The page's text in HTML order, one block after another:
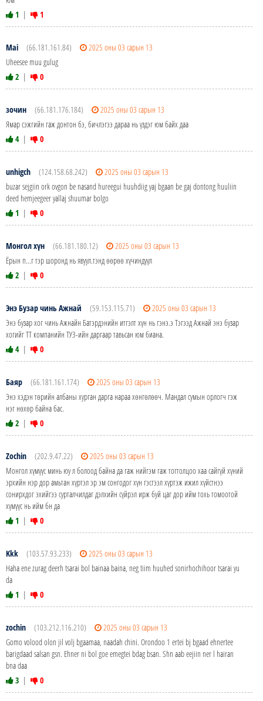
1 | 1
Mai (66.181.161.84)
2025 оны 03 сарын 13
Uheesee muu gulug
2 | 0
зочин (66.181.176.184)
2025 оны 03 сарын 13
Ямар сэжгийн гаж донтон бэ, бичлэгээ дараа нь үздэг юм байх даа
4 | 0
unhigch (124.158.68.242)
2025 оны 03 сарын 13
buzar sejgiin ork ovgon be nasand hureegui huuhdiig yaj bgaan be gaj dontong huuliin
deed hemjeegeer yallaj shuumar bolgo
1 | 0
Монгол хүн (66.181.180.12)
2025 оны 03 сарын 13
Ёрын п...г тэр шоронд нь явуул.тэнд өөрөө хүчиндүүл
2 | 0
Энэ Бузар чинь Ажнай (59.153.115.71)
2025 оны 03 сарын 13
Энэ бузар хог чинь Ажнайн Батэрдэнийн итгэлт хүн нь гэнэ.э Тэгээд Ажнай энэ бузар
хогийг ТТ компанийн ТУЗ-ийн даргаар тавьсан юм биана.
4 | 0
Баяр (66.181.161.174)
2025 оны 03 сарын 13
Энэ хэдэн төрийн албаны хурган дарга нараа хөнгөлөөч. Мандал сумын орлогч гэж
нэг нөхөр байна бас.
2 | 0
Zochin (202.9.47.22)
2025 оны 03 сарын 13
Монгол хүмүүс минь юу л болоод байна да гаж нийгэм гаж тогтолцоо хаа сайгүй хүний
эрхийн нэр дор амьтан хүртэл эр эм сонгодог хүн гэсгээл хүртэж ижил хүйстнээ
сонирхдог эхийгээ сурталчилдаг дэлхийн сүйрэл ирж буй цаг дор ийм тохь томоотой
хүмүүс нь ийм бн да
1 | 0
Kkk (103.57.93.233)
2025 оны 03 сарын 13
Haha ene zurag deerh tsarai bol bainaa baina, neg tiim huuhed sonirhochihoor tsarai yu
da
1 | 0
zochin (103.212.116.210)
2025 оны 03 сарын 13
Gomo volood olon jil volj bgaamaa, naadah chini. Orondoo 1 ertei bj bgaad ehnertee
barigdaad salsan gsn. Ehner ni bol goe emegtei bdag bsan. Shn aab eejiin ner l hairan
bna daa
3 | 0